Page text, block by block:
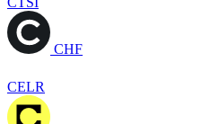
CHF
CELR